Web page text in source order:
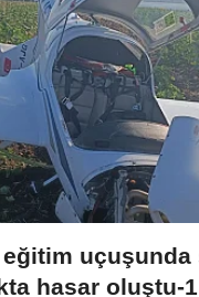
uçuşunda
hasar oluştu-1